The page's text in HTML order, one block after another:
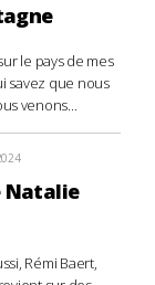
le pays de mes
savez que nous
venons...
Natalie
Rémi Baert,